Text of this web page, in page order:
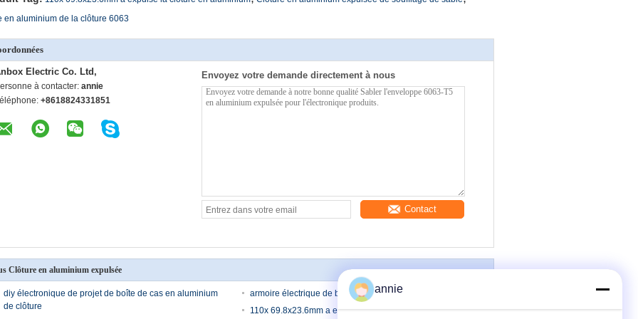
en aluminium de la clôture 6063
Electric Co. Ltd,
à contacter: annie
+8618824331851
Envoyez votre demande directement à nous
Contact
Clôture en aluminium expulsée
diy électronique de projet de boîte de cas en aluminium
de clôture
armoire électrique de bâti de mur de 95*55*80mm
110x 69.8x23.6mm a expulsé la clôture en aluminium
annie